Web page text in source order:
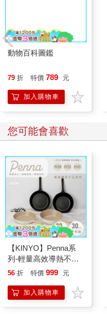
79 折 特價 789 元
加入購物車
您可能會喜歡
【KINYO】Penna系
列-輕量高效導熱不沾
平煎鍋30cm
56 折 特價 999 元
加入購物車